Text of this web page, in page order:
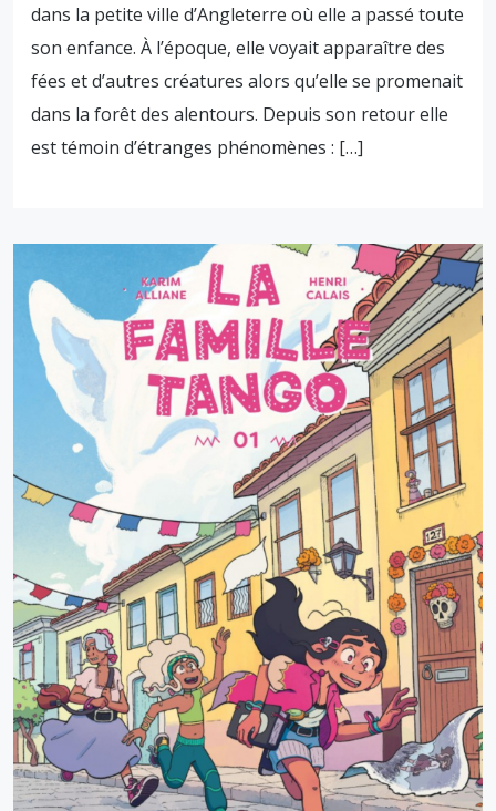
dans la petite ville d’Angleterre où elle a passé toute
son enfance. À l’époque, elle voyait apparaître des
fées et d’autres créatures alors qu’elle se promenait
dans la forêt des alentours. Depuis son retour elle
est témoin d’étranges phénomènes : […]